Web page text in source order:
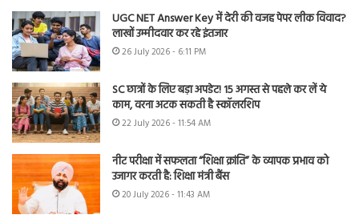
UGC NET Answer Key में देरी की वजह पेपर लीक विवाद?
लाखों उम्मीदवार कर रहे इंतजार
26 July 2026 - 6:11 PM
SC छात्रों के लिए बड़ा अपडेट! 15 अगस्त से पहले कर लें ये
काम, वरना अटक सकती है स्कॉलरशिप
22 July 2026 - 11:54 AM
नीट परीक्षा में सफलता “शिक्षा क्रांति” के व्यापक प्रभाव को
उजागर करती है: शिक्षा मंत्री बैंस
20 July 2026 - 11:43 AM